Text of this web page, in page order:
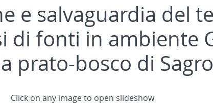
e salvaguardia del
di fonti in ambiente
prato-bosco di
Click on any image to open slideshow